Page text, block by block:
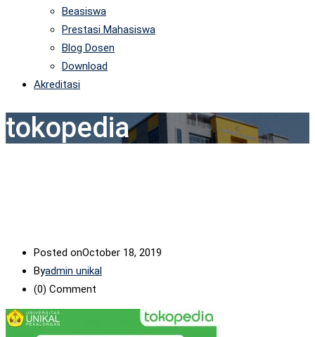
Beasiswa
Prestasi Mahasiswa
Blog Dosen
Download
Akreditasi
tokopedia
Posted onOctober 18, 2019
Byadmin unikal
(0) Comment